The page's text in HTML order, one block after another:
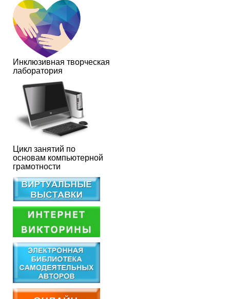
Инклюзивная творческая
лаборатория
Цикл занятий по
основам компьютерной
грамотности